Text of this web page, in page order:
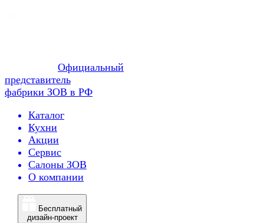
Официальный
представитель
фабрики ЗОВ в РФ
Каталог
Кухни
Акции
Сервис
Салоны ЗОВ
О компании
Бесплатный
дизайн-проект